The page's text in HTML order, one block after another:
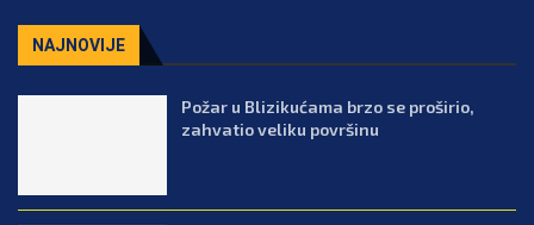
NAJNOVIJE
Požar u Blizikućama brzo se proširio,
zahvatio veliku površinu